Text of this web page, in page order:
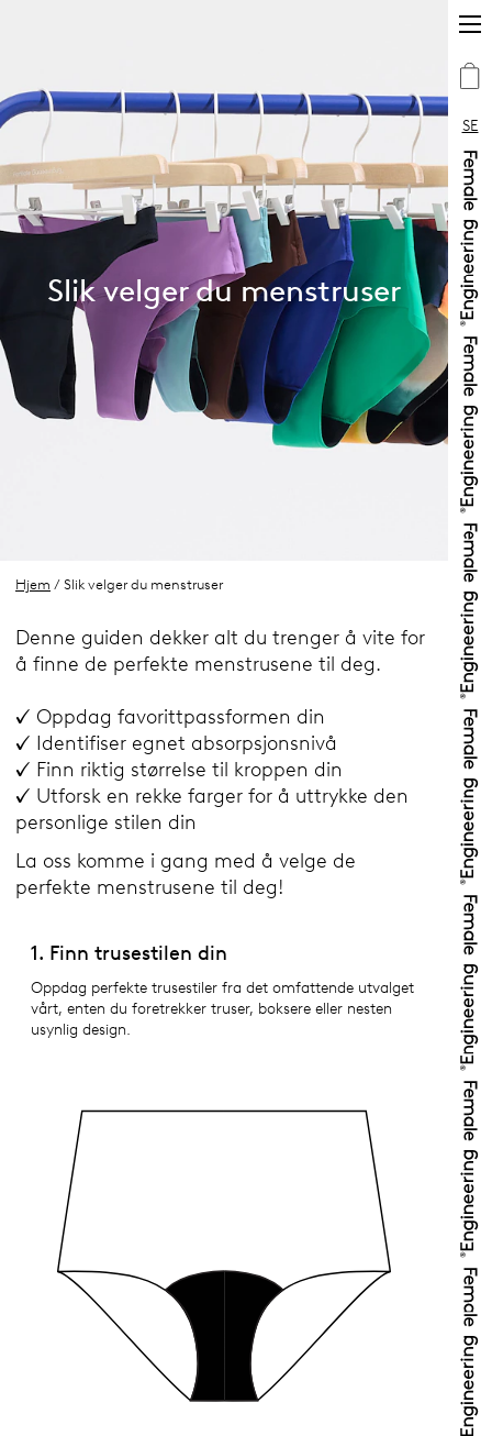
SE
Slik velger du menstruser
Hjem / Slik velger du menstruser
Denne guiden dekker alt du trenger å vite for
å finne de perfekte menstrusene til deg.
✓ Oppdag favorittpassformen din
✓ Identifiser egnet absorpsjonsnivå
✓ Finn riktig størrelse til kroppen din
✓ Utforsk en rekke farger for å uttrykke den
personlige stilen din
La oss komme i gang med å velge de
perfekte menstrusene til deg!
1. Finn trusestilen din
Oppdag perfekte trusestiler fra det omfattende utvalget
vårt, enten du foretrekker truser, boksere eller nesten
usynlig design.